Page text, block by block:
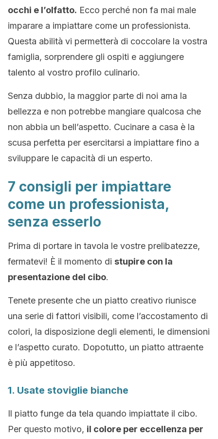
occhi e l’olfatto. Ecco perché non fa mai male
imparare a impiattare come un professionista.
Questa abilità vi permetterà di coccolare la vostra
famiglia, sorprendere gli ospiti e aggiungere
talento al vostro profilo culinario.
Senza dubbio, la maggior parte di noi ama la
bellezza e non potrebbe mangiare qualcosa che
non abbia un bell’aspetto. Cucinare a casa è la
scusa perfetta per esercitarsi a impiattare fino a
sviluppare le capacità di un esperto.
7 consigli per impiattare
come un professionista,
senza esserlo
Prima di portare in tavola le vostre prelibatezze,
fermatevi! È il momento di stupire con la
presentazione del cibo.
Tenete presente che un piatto creativo riunisce
una serie di fattori visibili, come l’accostamento di
colori, la disposizione degli elementi, le dimensioni
e l’aspetto curato. Dopotutto, un piatto attraente
è più appetitoso.
1. Usate stoviglie bianche
Il piatto funge da tela quando impiattate il cibo.
Per questo motivo, il colore per eccellenza per